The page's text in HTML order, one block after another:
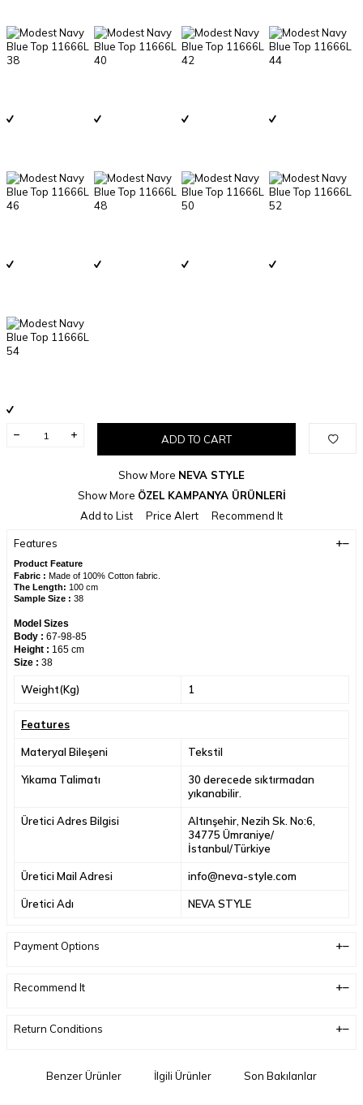
ADD TO CART
Show More NEVA STYLE
Show More ÖZEL KAMPANYA ÜRÜNLERİ
Add to List
Price Alert Recommend It
Features
Product Feature
Fabric : Made of 100% Cotton fabric.
The Length: 100 cm
Sample Size : 38
Model Sizes
Body : 67-98-85
Height : 165 cm
Size : 38
Weight(Kg) 1
Features
Materyal Bileşeni Tekstil
Yıkama Talimatı
30 derecede sıktırmadan
yıkanabilir.
Üretici Adres Bilgisi
Altınşehir, Nezih Sk. No:6,
34775 Ümraniye/
İstanbul/Türkiye
Üretici Mail Adresi info@neva-style.com
Üretici Adı NEVA STYLE
Payment Options
Recommend It
Return Conditions
Benzer Ürünler İlgili Ürünler Son Bakılanlar